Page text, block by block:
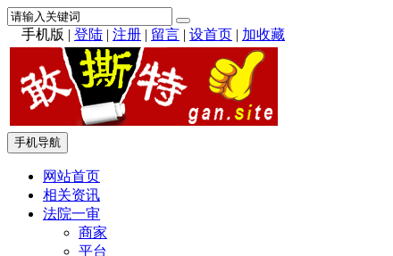
手机版 | 登陆 | 注册 | 留言 | 设首页 | 加收藏
手机导航
网站首页
相关资讯
法院一审
商家
平台